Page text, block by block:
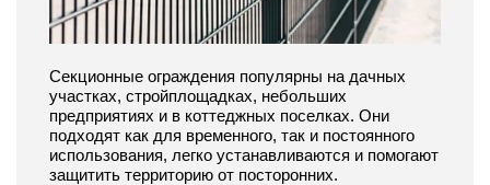
Секционные ограждения популярны на дачных
участках, стройплощадках, небольших
предприятиях и в коттеджных поселках. Они
подходят как для временного, так и постоянного
использования, легко устанавливаются и помогают
защитить территорию от посторонних.